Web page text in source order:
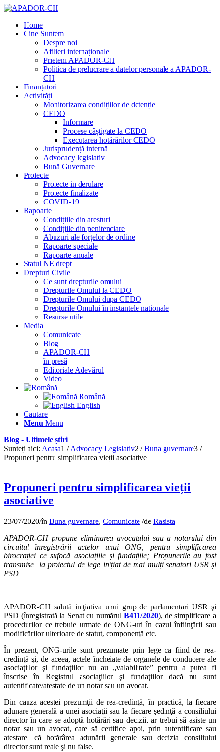
Home
Cine Suntem
Despre noi
Afilieri internaționale
Prieteni APADOR-CH
Politica de prelucrare a datelor personale a APADOR-
CH
Finanțatori
Activități
Monitorizarea condițiilor de detenție
CEDO
Informare
Procese câștigate la CEDO
Executarea hotărârilor CEDO
Jurisprudență internă
Advocacy legislativ
Bună Guvernare
Proiecte
Proiecte in derulare
Proiecte finalizate
COVID-19
Rapoarte
Condițiile din aresturi
Condițiile din penitenciare
Abuzuri ale forțelor de ordine
Rapoarte speciale
Rapoarte anuale
Statul NE drept
Drepturi Civile
Ce sunt drepturile omului
Drepturile Omului la CEDO
Drepturile Omului dupa CEDO
Drepturile Omului în instantele nationale
Resurse utile
Media
Comunicate
Blog
APADOR-CH
în presă
Editoriale Adevărul
Video
Română
English
Cautare
Menu Menu
Blog - Ultimele știri
Sunteți aici: Acasa1 / Advocacy Legislativ2 / Buna guvernare3 /
Propuneri pentru simplificarea vieții asociative
Propuneri pentru simplificarea vieții
asociative
23/07/2020/în Buna guvernare, Comunicate /de Rasista
APADOR-CH propune eliminarea avocatului sau a notarului din
circuitul înregistrării actelor unui ONG, pentru simplificarea
birocrației ce sufocă asociațiile și fundațiile; Propunerile au fost
transmise la proiectul de lege inițiat de mai mulți senatori USR și
PSD
APADOR-CH salută iniţiativa unui grup de parlamentari USR şi
PSD (înregistrată la Senat cu numărulB411/2020), de simplificare a
procedurilor ce trebuie urmate de ONG-uri în cazul înfiinţării sau
modificărilor ulterioare de statut, componenţă etc.
În prezent, ONG-urile sunt prezumate prin lege ca fiind de rea-
credinţă şi, de aceea, actele încheiate de organele de conducere ale
asociaţiilor şi fundaţiilor nu au „valabilitate” pentru a putea fi
înscrise în Registrul asociaţiilor şi fundaţiilor dacă nu sunt
autentificate/atestate de un notar sau un avocat.
Din cauza acestei prezumţii de rea-credinţă, în practică, la fiecare
adunare generală a unei asociaţii sau la fiecare şedinţă a consiliului
director în care se adoptă hotărâri sau decizii, ar trebui să asiste un
notar sau un avocat, care să certifice apoi, prin autentificare sau
atestare, că hotărârea adunării generale sau decizia consiliului
director sunt reale şi nu false.